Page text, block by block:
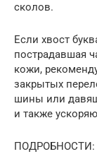
сколов.
Если хвост
пострадавшая
кожи,
закрытых
шины или
и также
ПОДРОБНОСТИ: